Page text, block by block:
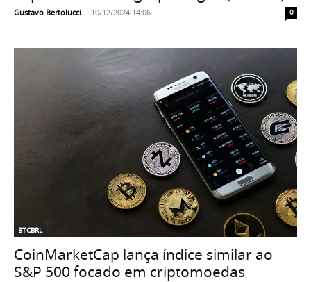
Gustavo Bertolucci - 10/12/2024 14:06 0
BTCBRL
CoinMarketCap lança índice similar ao
S&P 500 focado em criptomoedas